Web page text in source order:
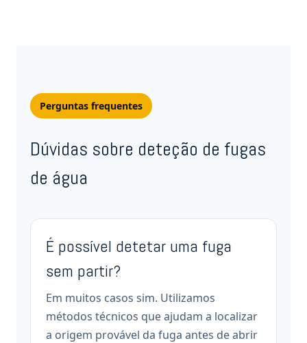
Perguntas frequentes
Dúvidas sobre deteção de fugas
de água
É possível detetar uma fuga
sem partir?
Em muitos casos sim. Utilizamos
métodos técnicos que ajudam a localizar
a origem provável da fuga antes de abrir